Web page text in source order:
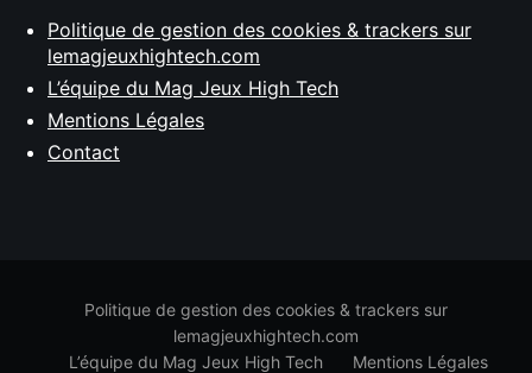
Politique de gestion des cookies & trackers sur
lemagjeuxhightech.com
L’équipe du Mag Jeux High Tech
Mentions Légales
Contact
Politique de gestion des cookies & trackers sur
lemagjeuxhightech.com
L’équipe du Mag Jeux High Tech
Mentions Légales